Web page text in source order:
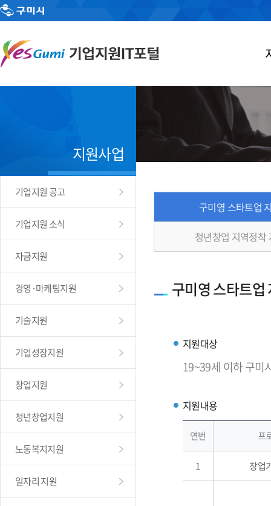
지원사업
기업지원 공고
기업지원 소식
자금지원
경영·마케팅지원
기술지원
기업성장지원
창업지원
청년창업지원
노동복지지원
일자리 지원
구미영 스타트업
청년창업 지역정착
구미영 스타트업
지원대상
19~39세 이하 구미
지원내용
연번 프
1 창업